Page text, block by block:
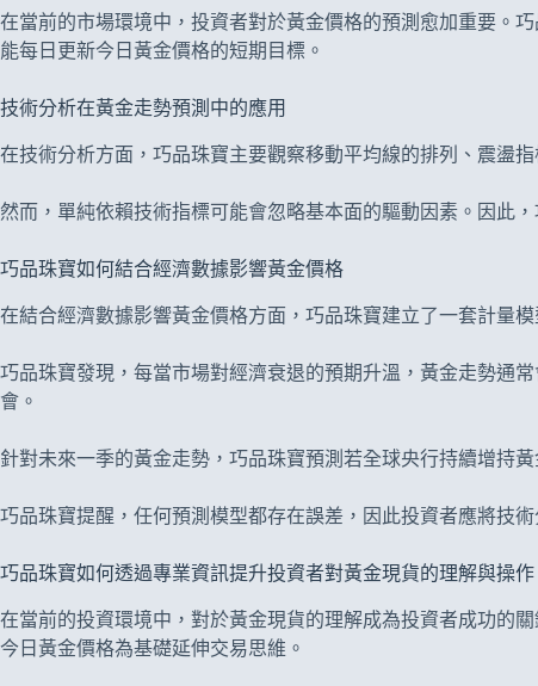
在當前的市場環境中，投資者對於黃金價格的預測愈加重要。
能每日更新今日黃金價格的短期目標。
技術分析在黃金走勢預測中的應用
在技術分析方面，巧品珠寶主要觀察移動平均線的排列、震盪
然而，單純依賴技術指標可能會忽略基本面的驅動因素。因此
巧品珠寶如何結合經濟數據影響黃金價格
在結合經濟數據影響黃金價格方面，巧品珠寶建立了一套計量
巧品珠寶發現，每當市場對經濟衰退的預期升溫，黃金走勢通
會。
針對未來一季的黃金走勢，巧品珠寶預測若全球央行持續增持
巧品珠寶提醒，任何預測模型都存在誤差，因此投資者應將技
巧品珠寶如何透過專業資訊提升投資者對黃金現貨的理解與操作
在當前的投資環境中，對於黃金現貨的理解成為投資者成功的
今日黃金價格為基礎延伸交易思維。